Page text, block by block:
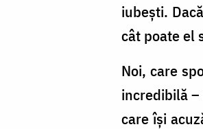
iubeşti.
cât poate el
Noi, care
incredibilă –
care îşi